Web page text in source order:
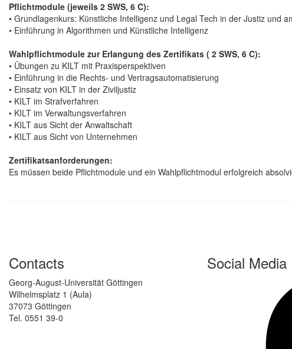
Pflichtmodule (jeweils 2 SWS, 6 C):
• Grundlagenkurs: Künstliche Intelligenz und Legal Tech in der Justiz und
• Einführung in Algorithmen und Künstliche Intelligenz
Wahlpflichtmodule zur Erlangung des Zertifikats ( 2 SWS, 6 C):
• Übungen zu KILT mit Praxisperspektiven
• Einführung in die Rechts- und Vertragsautomatisierung
• Einsatz von KILT in der Ziviljustiz
• KILT im Strafverfahren
• KILT im Verwaltungsverfahren
• KILT aus Sicht der Anwaltschaft
• KILT aus Sicht von Unternehmen
Zertifikatsanforderungen:
Es müssen beide Pflichtmodule und ein Wahlpflichtmodul erfolgreich
Contacts
Georg-August-Universität Göttingen
Wilhelmsplatz 1 (Aula)
37073 Göttingen
Tel. 0551 39-0
Social Media